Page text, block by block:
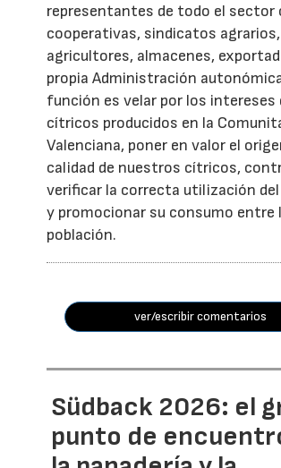
representantes de todo el sector
cooperativas, sindicatos agrarios,
agricultores, almacenes,
propia Administración
función es velar por los intereses
cítricos producidos en la
Valenciana, poner en valor el
calidad de nuestros cítricos,
verificar la correcta utilización del
y promocionar su consumo entre
población.
ver/escribir comentarios
Südback 2026: el
punto de